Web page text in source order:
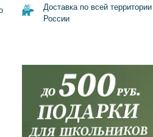
Доставка по всей территории
России